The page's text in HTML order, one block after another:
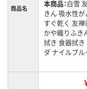
商品名 本商品：白雪
きん 吸水性が
すぐ乾く 友禅
かや織りふき
拭き 食器拭き
ダ ナイルブル